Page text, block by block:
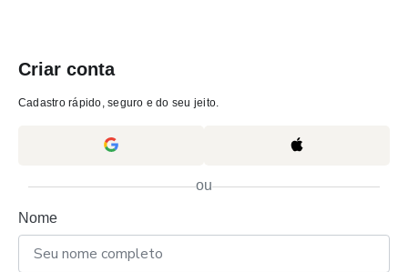
Criar conta
Cadastro rápido, seguro e do seu jeito.
ou
Nome